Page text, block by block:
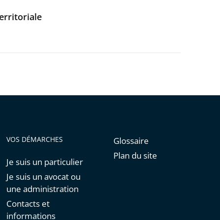
VOS DÉMARCHES
Je suis un particulier
Je suis un avocat ou
une administration
Contacts et
informations
Glossaire
Plan du site